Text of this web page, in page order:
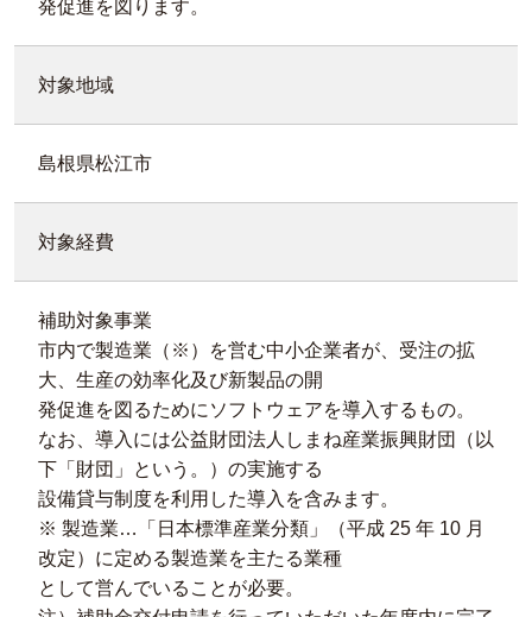
発促進を図ります。
対象地域
島根県松江市
対象経費
補助対象事業
市内で製造業（※）を営む中小企業者が、受注の拡
大、生産の効率化及び新製品の開
発促進を図るためにソフトウェアを導入するもの。
なお、導入には公益財団法人しまね産業振興財団（以
下「財団」という。）の実施する
設備貸与制度を利用した導入を含みます。
※ 製造業…「日本標準産業分類」（平成 25 年 10 月
改定）に定める製造業を主たる業種
として営んでいることが必要。